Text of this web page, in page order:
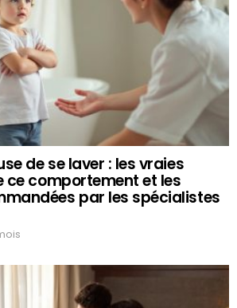
de se laver : les vraies
ce comportement et les
par les spécialistes